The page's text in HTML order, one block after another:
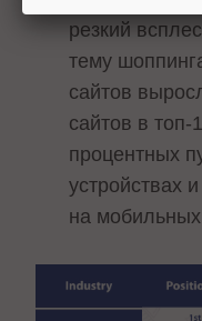
резкий
тему
сайтов
сайтов в топ-
процентных
устройствах
на